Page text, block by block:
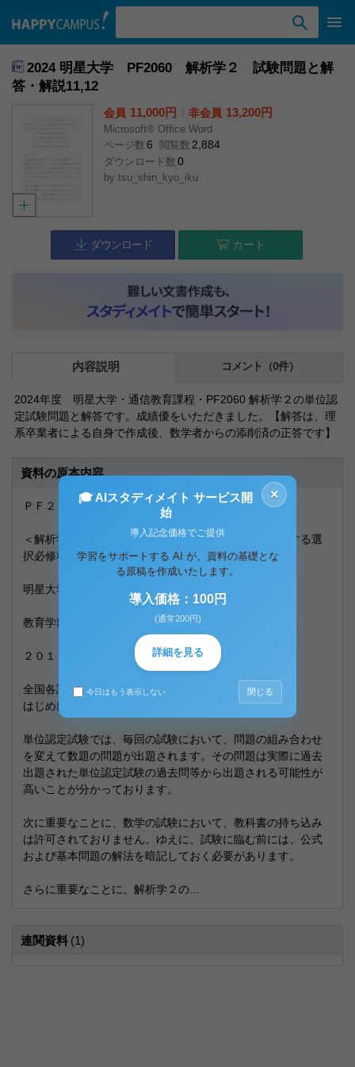
2024 明星大学 PF2060 解析学２ 試験問題と解
答・解説11,12
会員 11,000円 非会員 13,200円
Microsoft® Office Word
ページ数 6 閲覧数 2,884
ダウンロード数 0
by tsu_shin_kyo_iku
ダウンロード カート
内容説明 コメント（0件）
2024年度 明星大学・通信教育課程・PF2060 解析学２の単位認
定試験問題と解答です。成績優をいただきました。【解答は、理
系卒業者による自身で作成後、数学者からの添削済の正答です】
資料の原本内容
ＰＦ２０６０ 解析学２
＜解析学２は、一般的包括的内容を満たす、教科に関する選
択必修科目です。＞
明星大学通信教育課程
教育学部教育学科
２０１６年度・２０１７年度
全国各試験場にて出題済み
はじめに
単位認定試験では、毎回の試験において、問題の組み合わせ
を変えて数題の問題が出題されます。その問題は実際に過去
出題された単位認定試験の過去問等から出題される可能性が
高いことが分かっております。
次に重要なことに、数学の試験において、教科書の持ち込み
は許可されておりません。ゆえに、試験に臨む前には、公式
および基本問題の解法を暗記しておく必要があります。
さらに重要なことに、解析学２の...
連関資料 (1)
×
🎓 AIスタディメイト サービス開
始
導入記念価格でご提供
学習をサポートする AI が、資料の基礎とな
る原稿を作成いたします。
導入価格：100円
(通常200円)
詳細を見る
今日はもう表示しない 閉じる